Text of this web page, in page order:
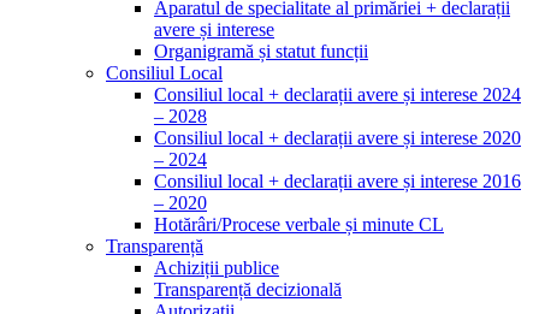
Aparatul de specialitate al primăriei + declarații
avere și interese
Organigramă și statut funcții
Consiliul Local
Consiliul local + declarații avere și interese 2024
– 2028
Consiliul local + declarații avere și interese 2020
– 2024
Consiliul local + declarații avere și interese 2016
– 2020
Hotărâri/Procese verbale și minute CL
Transparență
Achiziții publice
Transparență decizională